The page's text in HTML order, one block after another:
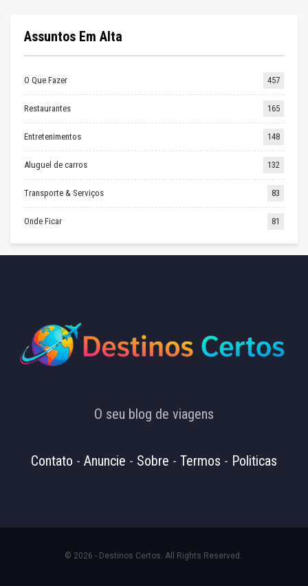
Assuntos Em Alta
O Que Fazer 457
Restaurantes 165
Entretenimentos 148
Aluguel de carros 132
Transporte & Serviços 83
Onde Ficar 81
O seu blog de viagens
Contato - Anuncie - Sobre - Termos - Politicas
© 2026 - Destinos Certos. All Rights Reserved.